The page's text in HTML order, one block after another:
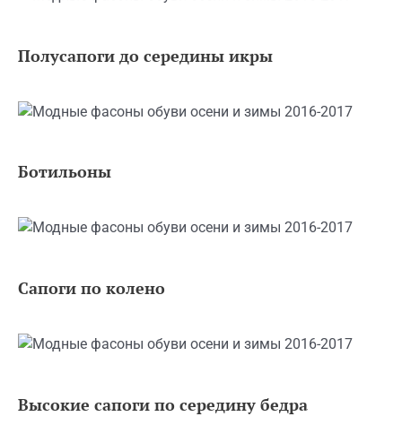
Полусапоги до середины икры
Ботильоны
Сапоги по колено
Высокие сапоги по середину бедра